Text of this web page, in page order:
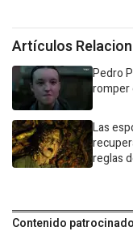
Artículos
Pedro
romper
Las
reglas
Contenido patrocinado